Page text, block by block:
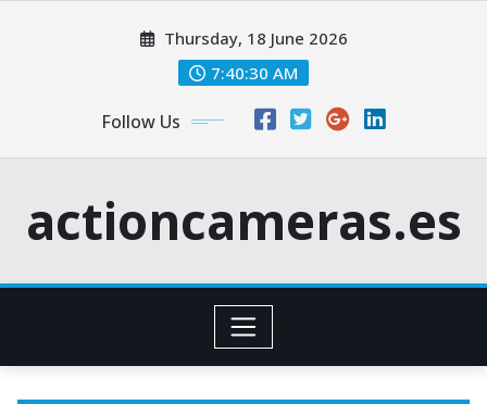
Thursday, 18 June 2026
7:40:31 AM
Follow Us
actioncameras.es